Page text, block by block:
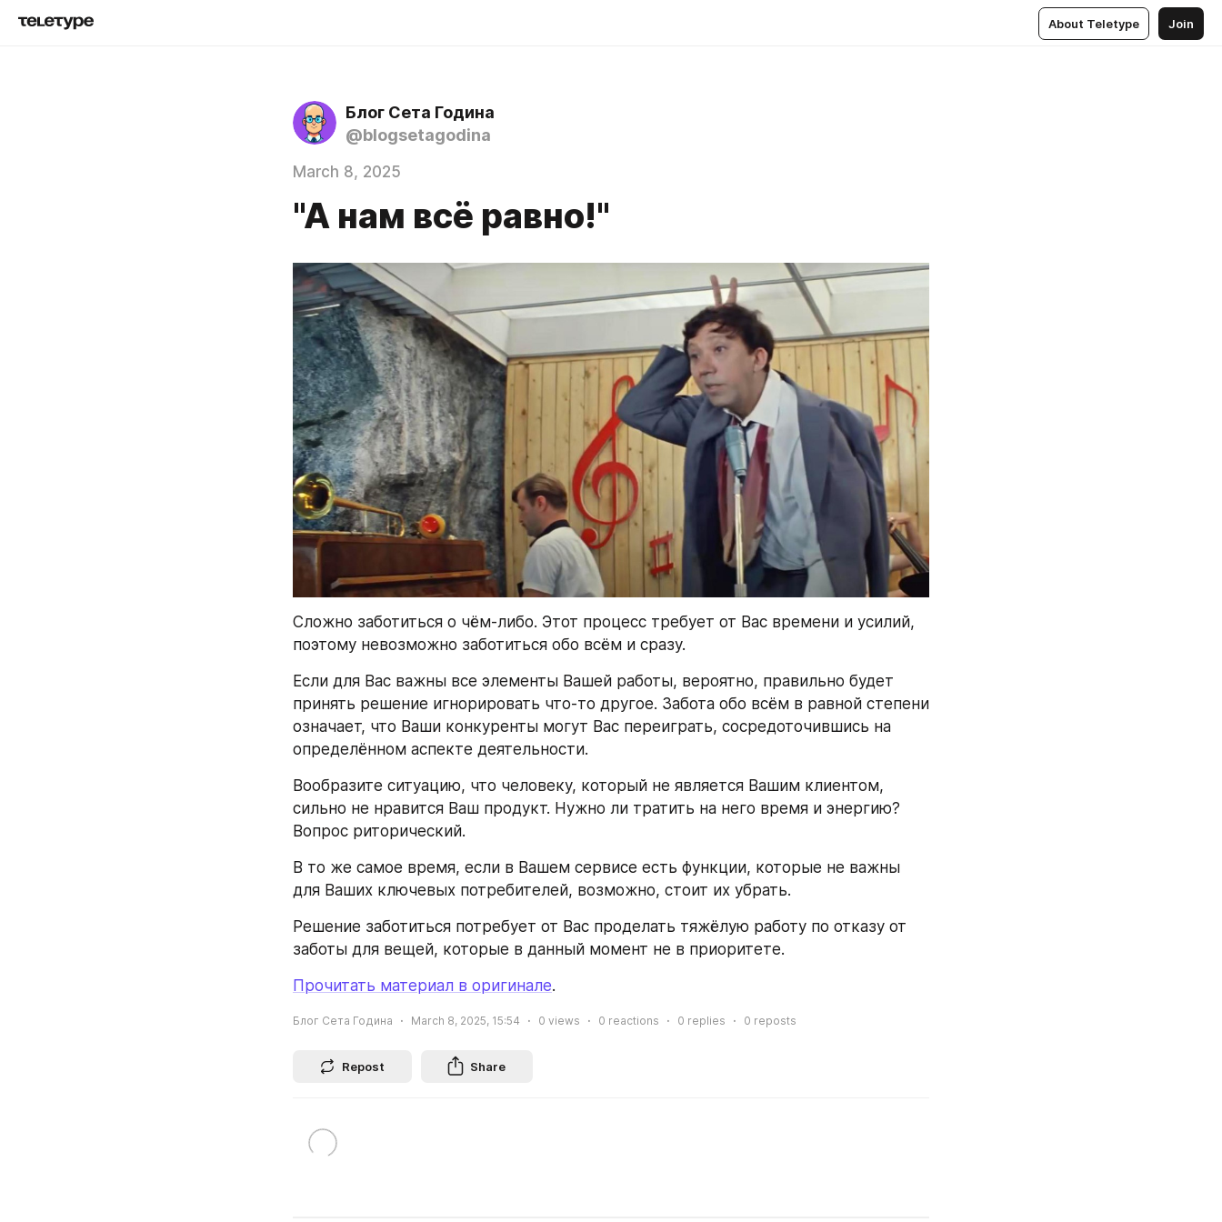
About Teletype Join
Блог Сета Година
@blogsetagodina
March 8, 2025
"А нам всё равно!"
Сложно заботиться о чём-либо. Этот процесс требует от Вас времени и усилий,
поэтому невозможно заботиться обо всём и сразу.
Если для Вас важны все элементы Вашей работы, вероятно, правильно будет
принять решение игнорировать что-то другое. Забота обо всём в равной степени
означает, что Ваши конкуренты могут Вас переиграть, сосредоточившись на
определённом аспекте деятельности.
Вообразите ситуацию, что человеку, который не является Вашим клиентом,
сильно не нравится Ваш продукт. Нужно ли тратить на него время и энергию?
Вопрос риторический.
В то же самое время, если в Вашем сервисе есть функции, которые не важны
для Ваших ключевых потребителей, возможно, стоит их убрать.
Решение заботиться потребует от Вас проделать тяжёлую работу по отказу от
заботы для вещей, которые в данный момент не в приоритете.
Прочитать материал в оригинале.
Блог Сета Година March 8, 2025, 15:54 0 views 0 reactions 0 replies 0 reposts
Repost Share